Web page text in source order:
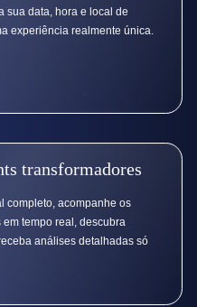
sua data, hora e local de
experiência realmente única.
transformadores
completo, acompanhe os
tempo real, descubra
análises detalhadas só